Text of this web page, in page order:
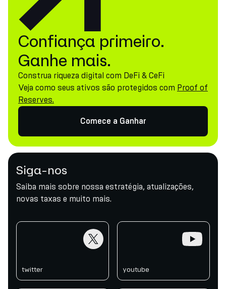
Confiança primeiro.
Ganhe mais.
Construa riqueza digital com DeFi & CeFi
Veja como seus ativos são protegidos com Proof of
Reserves.
Comece a Ganhar
Siga-nos
Saiba mais sobre nossa estratégia, atualizações,
novas taxas e muito mais.
twitter youtube